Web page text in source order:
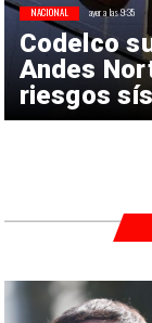
Codelco
Andes
riesgos
NACIONAL ayer a las 9:35